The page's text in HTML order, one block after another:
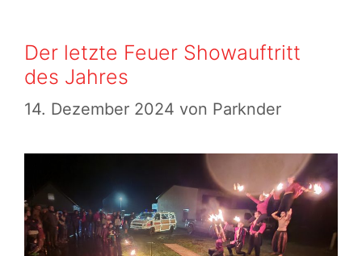
Der letzte Feuer Showauftritt
des Jahres
14. Dezember 2024 von Parknder